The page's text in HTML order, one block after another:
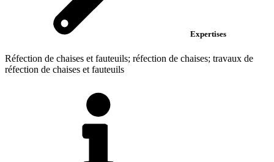
Expertises
Réfection de chaises et fauteuils; réfection de chaises; travaux de
réfection de chaises et fauteuils